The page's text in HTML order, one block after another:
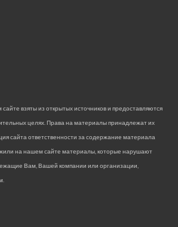
взяты из открытых источников и предоставляются
целях. Права на материалы принадлежат их
сайта ответственности за содержание материала
на нашем сайте материалы, которые нарушают
Вам, Вашей компании или организации,